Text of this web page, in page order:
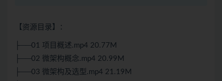
【资源目录】：
├──01 项目概述.mp4 20.77M
├──02 微架构概念.mp4 20.99M
├──03 微架构及选型.mp4 21.19M